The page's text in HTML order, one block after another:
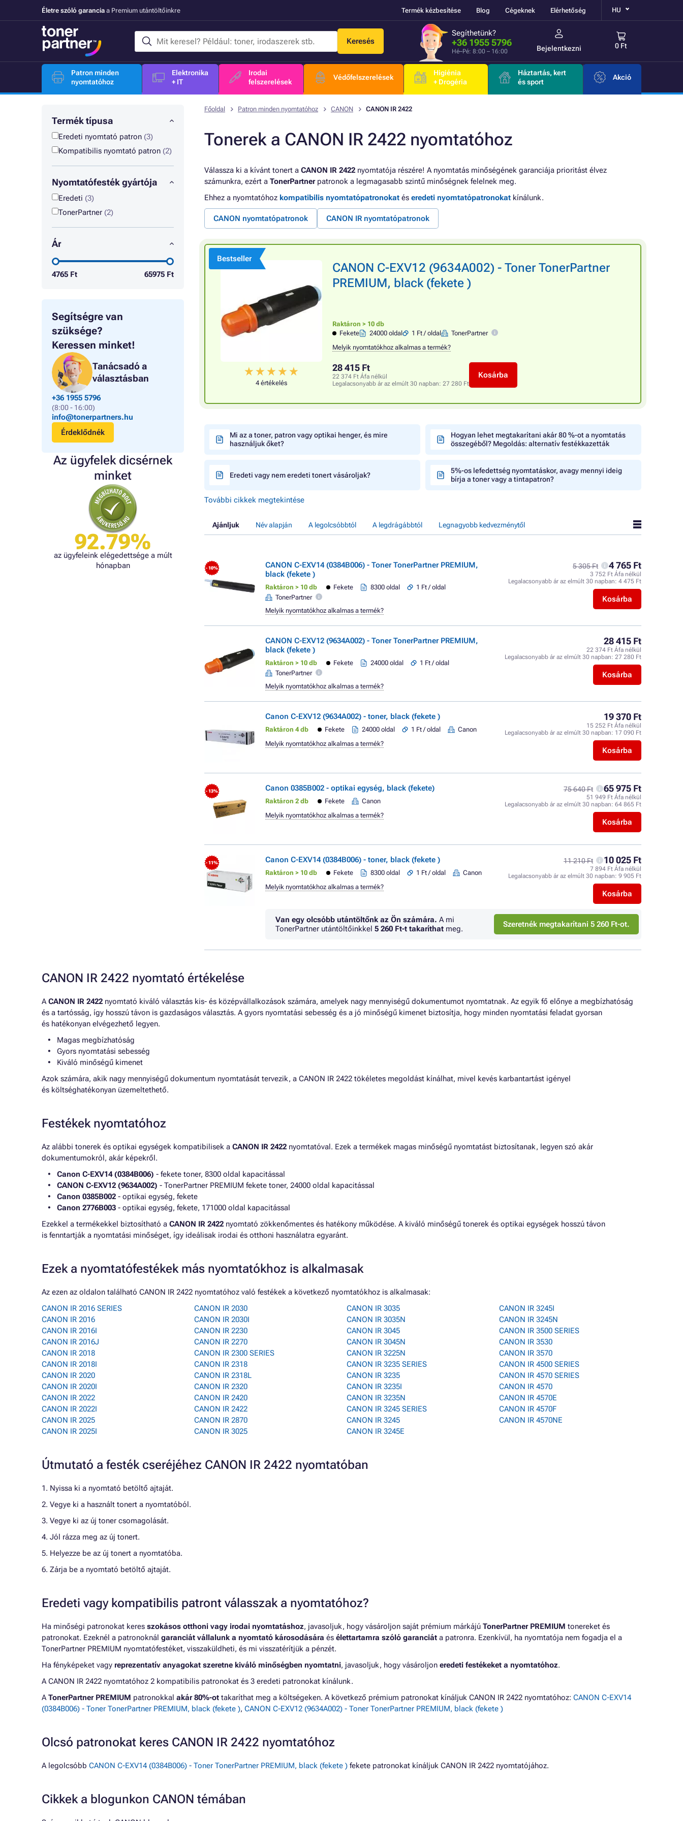
Életre szóló garancia a Premium utántöltőinkre Termék kézbesítése Blog Cégeknek Elérhetőség HU
Keresés
Segíthetünk?
+36 1955 5796
Hé–Pé: 8:00 – 16:00 Bejelentkezni 0 Ft
Patron minden
nyomtatóhoz
Elektronika
+ IT
Irodai
felszerelések
Védőfelszerelések
Higiénia
+ Drogéria
Háztartás, kert
és sport
Akció
Termék típusa
Eredeti nyomtató patron (3)
Kompatibilis nyomtató patron (2)
Nyomtatófesték gyártója
Eredeti (3)
TonerPartner (2)
Ár
4765 Ft 65975 Ft
Segítségre van
szüksége?
Keressen minket!
Tanácsadó a
választásban
+36 1955 5796
(8:00 - 16:00)
info@tonerpartners.hu
Érdeklődnék
Az ügyfelek dicsérnek
minket
92.79%
az ügyfeleink elégedettsége a múlt
hónapban
Főoldal Patron minden nyomtatóhoz CANON CANON IR 2422
Tonerek a CANON IR 2422 nyomtatóhoz
Válassza ki a kívánt tonert a CANON IR 2422 nyomtatója részére! A nyomtatás minőségének garanciája prioritást élvez
számunkra, ezért a TonerPartnerpatronok a legmagasabb szintű minőségnek felelnek meg.
Ehhez a nyomtatóhoz kompatibilis nyomtatópatronokat és eredeti nyomtatópatronokat kínálunk.
CANON nyomtatópatronok CANON IR nyomtatópatronok
Bestseller
4 értékelés
CANON C-EXV12 (9634A002) - Toner TonerPartner
PREMIUM, black (fekete )
Raktáron > 10 db
Fekete
24000 oldal 1 Ft / oldal
TonerPartner
Melyik nyomtatókhoz alkalmas a termék?
28 415 Ft
22 374 Ft Áfa nélkül
Legalacsonyabb ár az elmúlt 30 napban: 27 280 Ft
Kosárba
Mi az a toner, patron vagy optikai henger, és mire
használjuk őket?
Hogyan lehet megtakarítani akár 80 %-ot a nyomtatás
összegéből? Megoldás: alternatív festékkazetták
Eredeti vagy nem eredeti tonert vásároljak?
5%-os lefedettség nyomtatáskor, avagy mennyi ideig
bírja a toner vagy a tintapatron?
További cikkek megtekintése
Ajánljuk Név alapján A legolcsóbbtól A legdrágábbtól Legnagyobb kedvezménytől
- 10%
CANON C-EXV14 (0384B006) - Toner TonerPartner PREMIUM,
black (fekete )
Raktáron > 10 db Fekete 8300 oldal
1 Ft / oldal
TonerPartner
5 305 Ft 4 765 Ft
3 752 Ft Áfa nélkül
Legalacsonyabb ár az elmúlt 30 napban: 4 475 Ft
Kosárba
Melyik nyomtatókhoz alkalmas a termék?
CANON C-EXV12 (9634A002) - Toner TonerPartner PREMIUM,
black (fekete )
Raktáron > 10 db Fekete 24000 oldal
1 Ft / oldal
TonerPartner
28 415 Ft
22 374 Ft Áfa nélkül
Legalacsonyabb ár az elmúlt 30 napban: 27 280 Ft
Kosárba
Melyik nyomtatókhoz alkalmas a termék?
Canon C-EXV12 (9634A002) - toner, black (fekete )
Raktáron 4 db Fekete 24000 oldal 1 Ft / oldal Canon
19 370 Ft
15 252 Ft Áfa nélkül
Legalacsonyabb ár az elmúlt 30 napban: 17 090 Ft
Kosárba
Melyik nyomtatókhoz alkalmas a termék?
- 13% Canon 0385B002 - optikai egység, black (fekete)
Raktáron 2 db Fekete Canon
75 640 Ft 65 975 Ft
51 949 Ft Áfa nélkül
Legalacsonyabb ár az elmúlt 30 napban: 64 865 Ft
Kosárba
Melyik nyomtatókhoz alkalmas a termék?
- 11% Canon C-EXV14 (0384B006) - toner, black (fekete )
Raktáron > 10 db Fekete 8300 oldal 1 Ft / oldal Canon
11 210 Ft 10 025 Ft
7 894 Ft Áfa nélkül
Legalacsonyabb ár az elmúlt 30 napban: 9 905 Ft
Kosárba
Melyik nyomtatókhoz alkalmas a termék?
Van egy olcsóbb utántöltőnk az Ön számára. A mi
TonerPartner utántöltőinkkel 5 260 Ft-t takaríthat meg. Szeretnék megtakarítani 5 260 Ft-ot.
CANON IR 2422 nyomtató értékelése
ACANON IR 2422 nyomtató kiváló választás kis- és középvállalkozások számára, amelyek nagy mennyiségű dokumentumot nyomtatnak. Az egyik fő előnye a megbízhatóság
és a tartósság, így hosszú távon is gazdaságos választás. A gyors nyomtatási sebesség és a jó minőségű kimenet biztosítja, hogy minden nyomtatási feladat gyorsan
és hatékonyan elvégezhető legyen.
Magas megbízhatóság
Gyors nyomtatási sebesség
Kiváló minőségű kimenet
Azok számára, akik nagy mennyiségű dokumentum nyomtatását tervezik, a CANON IR 2422 tökéletes megoldást kínálhat, mivel kevés karbantartást igényel
és költséghatékonyan üzemeltethető.
Festékek nyomtatóhoz
Az alábbi tonerek és optikai egységek kompatibilisek a CANON IR 2422 nyomtatóval. Ezek a termékek magas minőségű nyomtatást biztosítanak, legyen szó akár
dokumentumokról, akár képekről.
Canon C-EXV14 (0384B006) - fekete toner, 8300 oldal kapacitással
CANON C-EXV12 (9634A002) - TonerPartner PREMIUM fekete toner, 24000 oldal kapacitással
Canon 0385B002 - optikai egység, fekete
Canon 2776B003 - optikai egység, fekete, 171000 oldal kapacitással
Ezekkel a termékekkel biztosítható a CANON IR 2422 nyomtató zökkenőmentes és hatékony működése. A kiváló minőségű tonerek és optikai egységek hosszú távon
is fenntartják a nyomtatási minőséget, így ideálisak irodai és otthoni használatra egyaránt.
Ezek a nyomtatófestékek más nyomtatókhoz is alkalmasak
Az ezen az oldalon található CANON IR 2422 nyomtatóhoz való festékek a következő nyomtatókhoz is alkalmasak:
CANON IR 2016 SERIES
CANON IR 2016
CANON IR 2016I
CANON IR 2016J
CANON IR 2018
CANON IR 2018I
CANON IR 2020
CANON IR 2020I
CANON IR 2022
CANON IR 2022I
CANON IR 2025
CANON IR 2025I
CANON IR 2030
CANON IR 2030I
CANON IR 2230
CANON IR 2270
CANON IR 2300 SERIES
CANON IR 2318
CANON IR 2318L
CANON IR 2320
CANON IR 2420
CANON IR 2422
CANON IR 2870
CANON IR 3025
CANON IR 3035
CANON IR 3035N
CANON IR 3045
CANON IR 3045N
CANON IR 3225N
CANON IR 3235 SERIES
CANON IR 3235
CANON IR 3235I
CANON IR 3235N
CANON IR 3245 SERIES
CANON IR 3245
CANON IR 3245E
CANON IR 3245I
CANON IR 3245N
CANON IR 3500 SERIES
CANON IR 3530
CANON IR 3570
CANON IR 4500 SERIES
CANON IR 4570 SERIES
CANON IR 4570
CANON IR 4570E
CANON IR 4570F
CANON IR 4570NE
Útmutató a festék cseréjéhez CANON IR 2422 nyomtatóban
1. Nyissa ki a nyomtató betöltő ajtaját.
2. Vegye ki a használt tonert a nyomtatóból.
3. Vegye ki az új toner csomagolását.
4. Jól rázza meg az új tonert.
5. Helyezze be az új tonert a nyomtatóba.
6. Zárja be a nyomtató betöltő ajtaját.
Eredeti vagy kompatibilis patront válasszak a nyomtatóhoz?
Ha minőségi patronokat keres szokásos otthoni vagy irodai nyomtatáshoz, javasoljuk, hogy vásároljon saját prémium márkájú TonerPartner PREMIUM tonereket és
patronokat. Ezeknél a patronoknál garanciát vállalunk a nyomtató károsodására és élettartamra szóló garanciát a patronra. Ezenkívül, ha nyomtatója nem fogadja el a
TonerPartner PREMIUM nyomtatófestéket, visszaküldheti, és mi visszatérítjük a pénzét.
Ha fényképeket vagy reprezentatív anyagokat szeretne kiváló minőségben nyomtatni, javasoljuk, hogy vásároljon eredeti festékeket a nyomtatóhoz.
A CANON IR 2422 nyomtatóhoz 2 kompatibilis patronokat és 3 eredeti patronokat kínálunk.
ATonerPartner PREMIUM patronokkal akár 80%-ot takaríthat meg a költségeken. A következő prémium patronokat kínáljuk CANON IR 2422 nyomtatóhoz: CANON C-EXV14
(0384B006) - Toner TonerPartner PREMIUM, black (fekete ), CANON C-EXV12 (9634A002) - Toner TonerPartner PREMIUM, black (fekete )
Olcsó patronokat keres CANON IR 2422 nyomtatóhoz
A legolcsóbb CANON C-EXV14 (0384B006) - Toner TonerPartner PREMIUM, black (fekete ) fekete patronokat kínáljuk CANON IR 2422 nyomtatójához.
Cikkek a blogunkon CANON témában